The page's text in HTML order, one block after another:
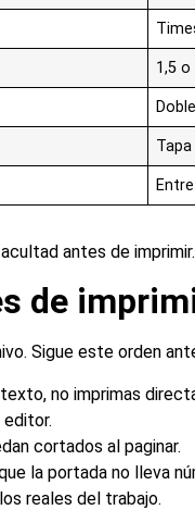
1,5
antes de
de
Sigue este orden
no imprimas
editor.
cortados al paginar.
la portada no lleva
reales del trabajo.